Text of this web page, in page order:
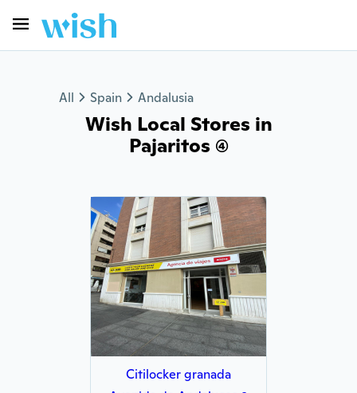
All Spain Andalusia
Wish Local Stores in
Pajaritos (4)
Citilocker granada